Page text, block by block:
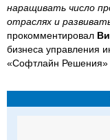
наращивать число
отраслях и
прокомментировал
бизнеса управления
«Софтлайн Решения»